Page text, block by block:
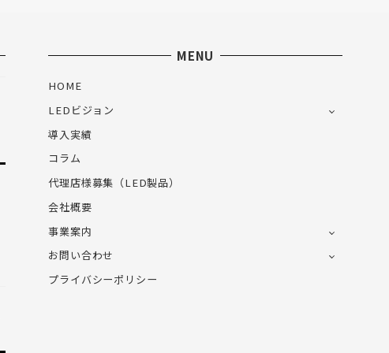
MENU
HOME
LEDビジョン
導入実績
コラム
代理店様募集（LED製品）
会社概要
事業案内
お問い合わせ
プライバシーポリシー